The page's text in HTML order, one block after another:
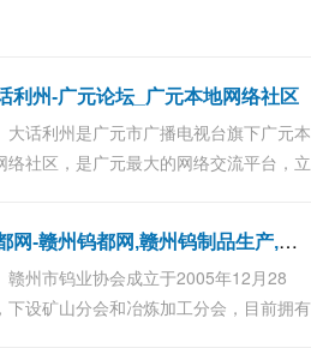
利州-广元论坛_广元本地网络社区
大话利州是广元市广播电视台旗下广元本
络社区，是广元最大的网络交流平台，立
...
钨
都网-赣州钨都网,赣州钨制品生产,钨业协会,赣州市钨业协会
赣州市钨业协会成立于2005年12月28
下设矿山分会和冶炼加工分会，目前拥有